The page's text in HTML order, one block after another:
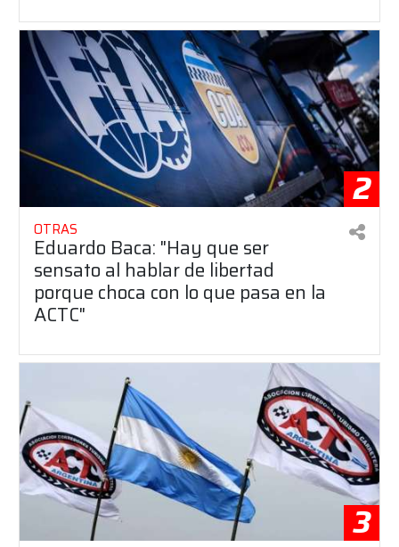
2
OTRAS
Eduardo Baca: "Hay que ser
sensato al hablar de libertad
porque choca con lo que pasa en la
ACTC"
3